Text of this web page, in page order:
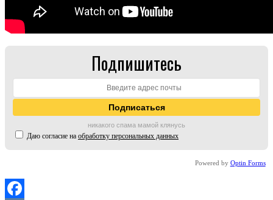
Подпишитесь
никакого спама мамой клянусь
Даю согласие на обработку персональных данных
Powered by Optin Forms